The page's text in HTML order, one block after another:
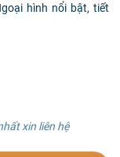
hình nổi bật, tiết
xin liên hệ